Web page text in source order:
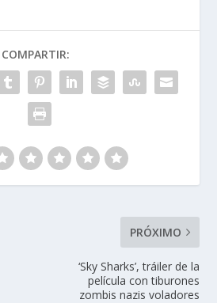
A
p
p
ar
ti
r
COMPARTIR:
PRÓXIMO
‘Sky Sharks’, tráiler de la
película con tiburones
zombis nazis voladores